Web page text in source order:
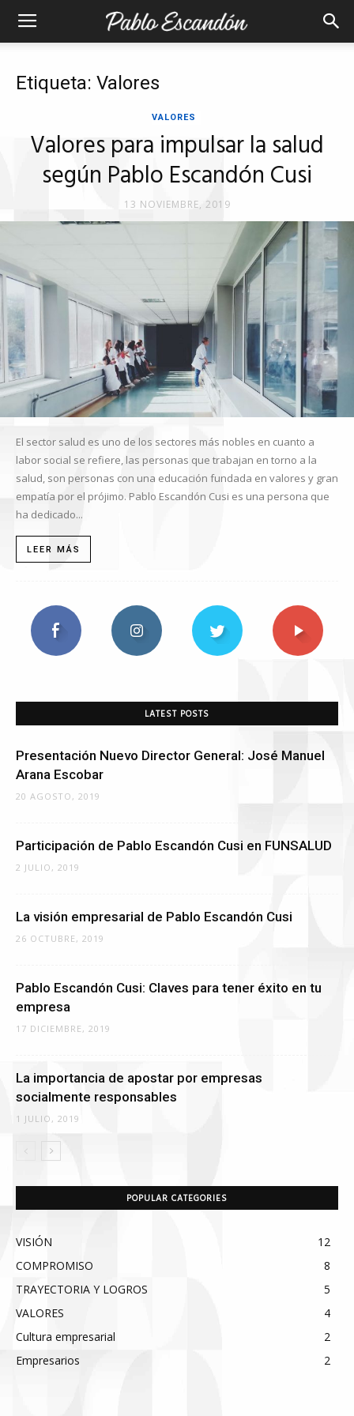
Etiqueta: Valores
VALORES
Valores para impulsar la salud
según Pablo Escandón Cusi
13 NOVIEMBRE, 2019
El sector salud es uno de los sectores más nobles en cuanto a
labor social se refiere, las personas que trabajan en torno a la
salud, son personas con una educación fundada en valores y gran
empatía por el prójimo. Pablo Escandón Cusi es una persona que
ha dedicado...
LEER MÁS
LATEST POSTS
Presentación Nuevo Director General: José Manuel
Arana Escobar
20 AGOSTO, 2019
Participación de Pablo Escandón Cusi en FUNSALUD
2 JULIO, 2019
La visión empresarial de Pablo Escandón Cusi
26 OCTUBRE, 2019
Pablo Escandón Cusi: Claves para tener éxito en tu
empresa
17 DICIEMBRE, 2019
La importancia de apostar por empresas
socialmente responsables
1 JULIO, 2019
POPULAR CATEGORIES
VISIÓN
12
COMPROMISO
8
TRAYECTORIA Y LOGROS
5
VALORES
4
Cultura empresarial
2
Empresarios
2